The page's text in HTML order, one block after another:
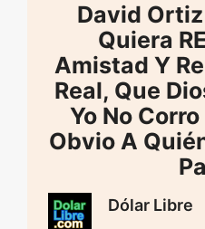
David Ortiz
Quiera
Amistad Y
Real, Que
Yo No Corro
Obvio A
Dólar Libre